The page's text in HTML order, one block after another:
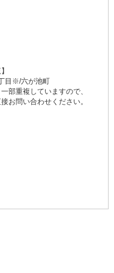
目※/六が池町
部重複していますので、
お問い合わせください。